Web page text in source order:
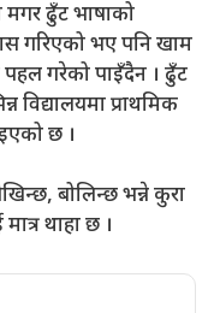
मगर ढुँट भाषाको
गरिएको भए पनि खाम
गरेको पाइँदैन । ढुँट
विद्यालयमा प्राथमिक
छ ।
बोलिन्छ भन्ने कुरा
थाहा छ ।